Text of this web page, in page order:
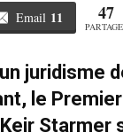
Email 11 47
juridisme
le
Starmer